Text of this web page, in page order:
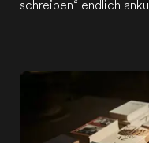
schreiben“ endlich